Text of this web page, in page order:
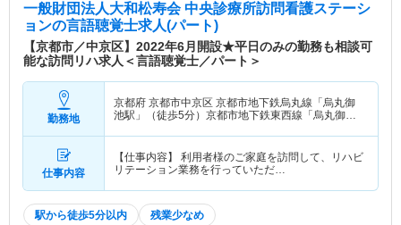
一般財団法人大和松寿会 中央診療所訪問看護ステーシ
ョンの言語聴覚士求人(パート)
【京都市／中京区】2022年6月開設★平日のみの勤務も相談可
能な訪問リハ求人＜言語聴覚士／パート＞
勤務地
京都府 京都市中京区 京都市地下鉄烏丸線「烏丸御
池駅」（徒歩5分）京都市地下鉄東西線「烏丸御池
仕事内容
【仕事内容】 利用者様のご家庭を訪問して、リハビ
リテーション業務を行っていただ…
駅から徒歩5分以内 残業少なめ